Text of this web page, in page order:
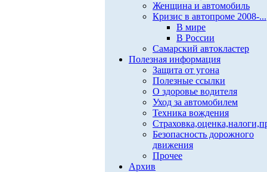
Женщина и автомобиль
Кризис в автопроме 2008-...
В мире
В России
Самарский автокластер
Полезная информация
Защита от угона
Полезные ссылки
О здоровье водителя
Уход за автомобилем
Техника вождения
Безопасность дорожного
движения
Прочее
Архив